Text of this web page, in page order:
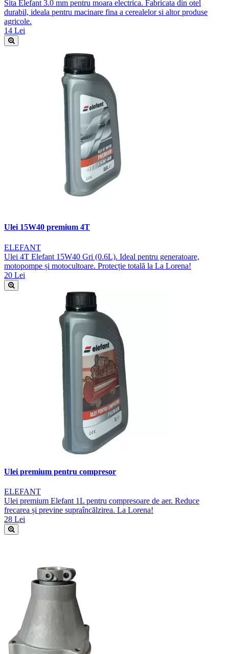
Sita Elefant 3.0 mm pentru moara electrica. Fabricata din otel
durabil, ideala pentru macinare fina a cerealelor si altor produse
agricole.
14 Lei
Ulei 15W40 premium 4T
ELEFANT
Ulei 4T Elefant 15W40 Gri (0.6L). Ideal pentru generatoare,
motopompe și motocultoare. Protecție totală la La Lorena!
20 Lei
Ulei premium pentru compresor
ELEFANT
Ulei premium Elefant 1L pentru compresoare de aer. Reduce
frecarea și previne supraîncălzirea. La Lorena!
28 Lei